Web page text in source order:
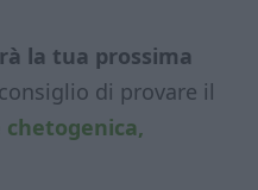
la tua prossima
di provare il
chetogenica,